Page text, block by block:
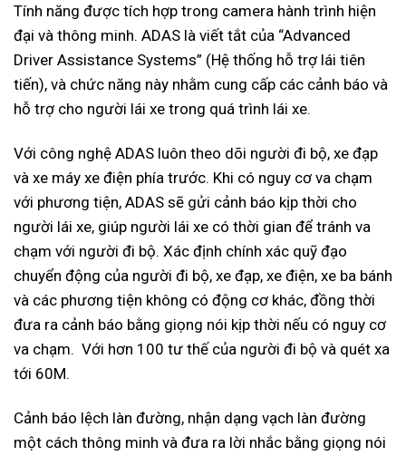
Tính năng được tích hợp trong camera hành trình hiện
đại và thông minh. ADAS là viết tắt của “Advanced
Driver Assistance Systems” (Hệ thống hỗ trợ lái tiên
tiến), và chức năng này nhằm cung cấp các cảnh báo và
hỗ trợ cho người lái xe trong quá trình lái xe.
Với công nghệ ADAS luôn theo dõi người đi bộ, xe đạp
và xe máy xe điện phía trước. Khi có nguy cơ va chạm
với phương tiện, ADAS sẽ gửi cảnh báo kịp thời cho
người lái xe, giúp người lái xe có thời gian để tránh va
chạm với người đi bộ. Xác định chính xác quỹ đạo
chuyển động của người đi bộ, xe đạp, xe điện, xe ba bánh
và các phương tiện không có động cơ khác, đồng thời
đưa ra cảnh báo bằng giọng nói kịp thời nếu có nguy cơ
va chạm. Với hơn 100 tư thế của người đi bộ và quét xa
tới 60M.
Cảnh báo lệch làn đường, nhận dạng vạch làn đường
một cách thông minh và đưa ra lời nhắc bằng giọng nói